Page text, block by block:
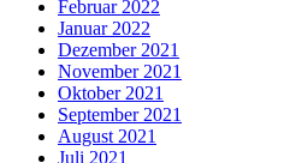
Februar 2022
Januar 2022
Dezember 2021
November 2021
Oktober 2021
September 2021
August 2021
Juli 2021